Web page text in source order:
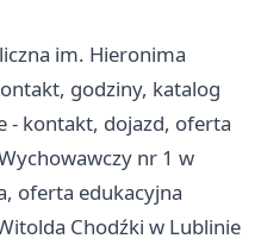
im. Hieronima
godziny, katalog
- kontakt, dojazd, oferta
nr 1 w
oferta edukacyjna
Chodźki w Lublinie